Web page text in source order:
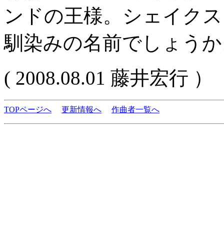
ンドの王様。シェイク
馴染みの名前でしょう
( 2008.08.01 藤井宏行 ）
TOPページへ 更新情報へ 作曲者一覧へ